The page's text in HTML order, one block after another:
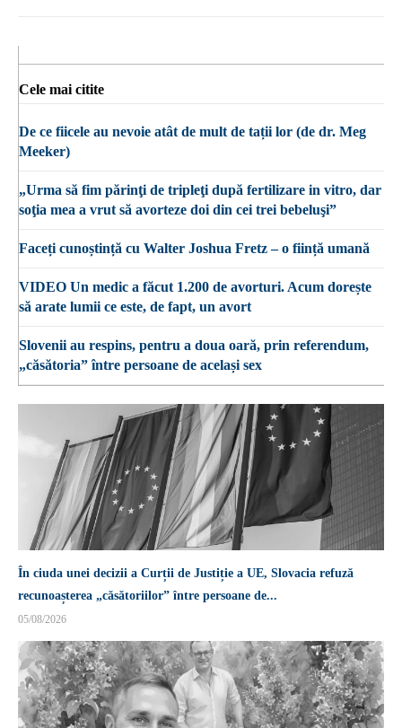
În ciuda unei decizii a Curții de Justiție a UE, Slovacia refuză
recunoașterea „căsătoriilor” între persoane de...
05/08/2026
Cele mai citite
De ce fiicele au nevoie atât de mult de tații lor (de dr. Meg
Meeker)
„Urma să fim părinţi de tripleţi după fertilizare in vitro, dar
soţia mea a vrut să avorteze doi din cei trei bebeluşi”
Faceți cunoștință cu Walter Joshua Fretz – o ființă umană
VIDEO Un medic a făcut 1.200 de avorturi. Acum dorește
să arate lumii ce este, de fapt, un avort
Slovenii au respins, pentru a doua oară, prin referendum,
„căsătoria” între persoane de același sex